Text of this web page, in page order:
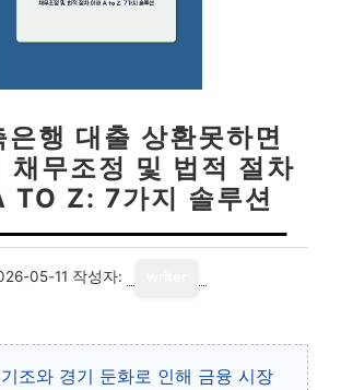
은행 대출 상환못하면
채무조정 및 법적 절차
TO Z: 7가지 솔루션
05-11 작성자:
조와 경기 둔화로 인해 금융 시장